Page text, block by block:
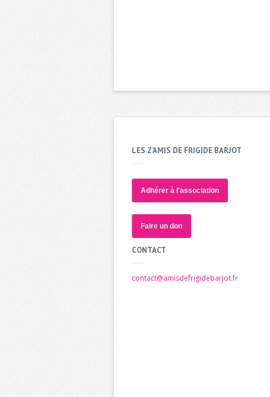
LES Z’AMIS DE FRIGIDE BARJOT
Adhérer à l'association
Faire un don
CONTACT
contact@amisdefrigidebarjot.fr